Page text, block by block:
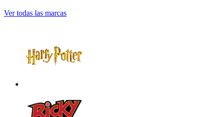
Ver todas las marcas